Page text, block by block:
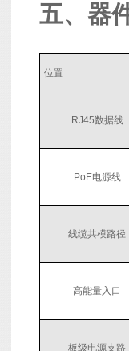
五、器
位置
RJ45数据线
PoE电源线
线缆共模路径
高能量入口
板级电源支路